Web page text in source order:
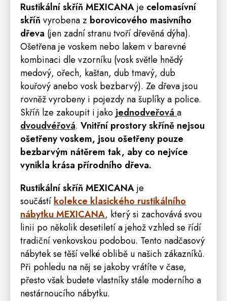
Rustikální skříň MEXICANAje celomasívní
skříň vyrobena z borovicového masivního
dřeva (jen zadní stranu tvoří dřevěná dýha).
Ošetřena je voskem nebo lakem v barevné
kombinaci dle vzorníku (vosk světle hnědý
medový, ořech, kaštan, dub tmavý, dub
kouřový anebo vosk bezbarvý). Ze dřeva jsou
rovněž vyrobeny i pojezdy na šuplíky a police.
Skříň lze zakoupit i jako jednodveřová a
dvoudvéřová. Vnitřní prostory skříně nejsou
ošetřeny voskem, jsou ošetřeny pouze
bezbarvým nátěrem tak, aby co nejvíce
vynikla krása přírodního dřeva.
Rustikální skříň MEXICANAje
součástí kolekce klasického rustikálního
nábytku MEXICANA, který si zachovává svou
linii po několik desetiletí a jehož vzhled se řídí
tradiční venkovskou podobou. Tento nadčasový
nábytek se těší velké oblibě u našich zákazníků.
Při pohledu na něj se jakoby vrátíte v čase,
přesto však budete vlastníky stále moderního a
nestárnoucího nábytku.